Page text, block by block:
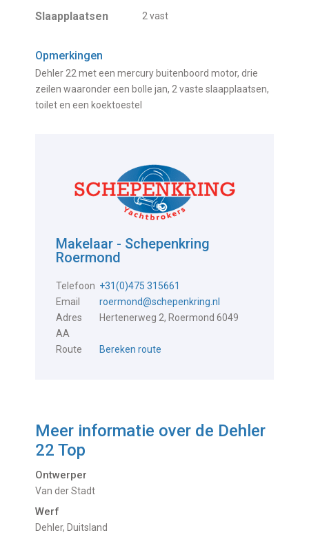
Slaapplaatsen 2 vast
Opmerkingen
Dehler 22 met een mercury buitenboord motor, drie
zeilen waaronder een bolle jan, 2 vaste slaapplaatsen,
toilet en een koektoestel
Makelaar - Schepenkring
Roermond
Telefoon +31(0)475 315661
Email
roermond@schepenkring.nl
Adres
Hertenerweg 2, Roermond 6049
AA
Route
Bereken route
Meer informatie over de Dehler
22 Top
Ontwerper
Van der Stadt
Werf
Dehler, Duitsland